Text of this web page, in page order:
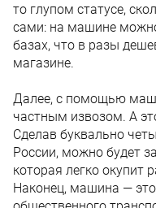
то глупом статусе,
сами: на машине
базах, что в разы
магазине.
Далее, с помощью
частным извозом. А
Сделав буквально
России, можно будет
которая легко окупит
Наконец, машина — это